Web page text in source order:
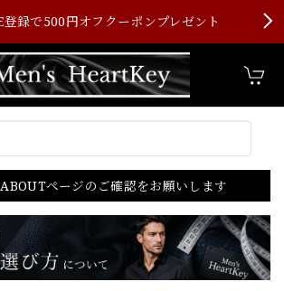
録で500円オフクーポンプレゼント
ページのご確認をお願いします